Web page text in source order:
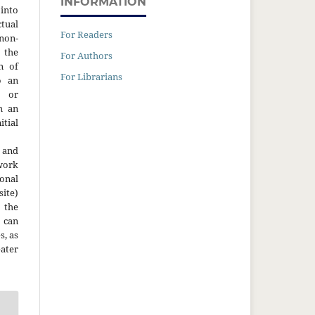
of
an
or
an
as
For Readers
For Authors
For Librarians